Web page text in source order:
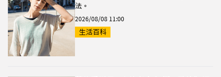
法。
2026/08/08 11:00
生活百科